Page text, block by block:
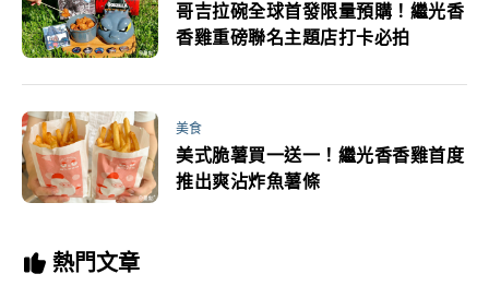
哥吉拉碗全球首發限量預購！繼光香
香雞重磅聯名主題店打卡必拍
美食
美式脆薯買一送一！繼光香香雞首度
推出爽沾炸魚薯條
熱門文章